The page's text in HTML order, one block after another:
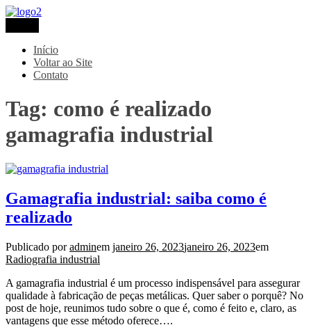
Pular
o
conteúdo
Metaltec
Blog
Início
Voltar ao Site
Contato
Tag: como é realizado
gamagrafia industrial
Gamagrafia industrial: saiba como é
realizado
Publicado poradminem janeiro 26, 2023janeiro 26, 2023em
Radiografia industrial
A gamagrafia industrial é um processo indispensável para assegurar
qualidade à fabricação de peças metálicas. Quer saber o porquê? No
post de hoje, reunimos tudo sobre o que é, como é feito e, claro, as
vantagens que esse método oferece….